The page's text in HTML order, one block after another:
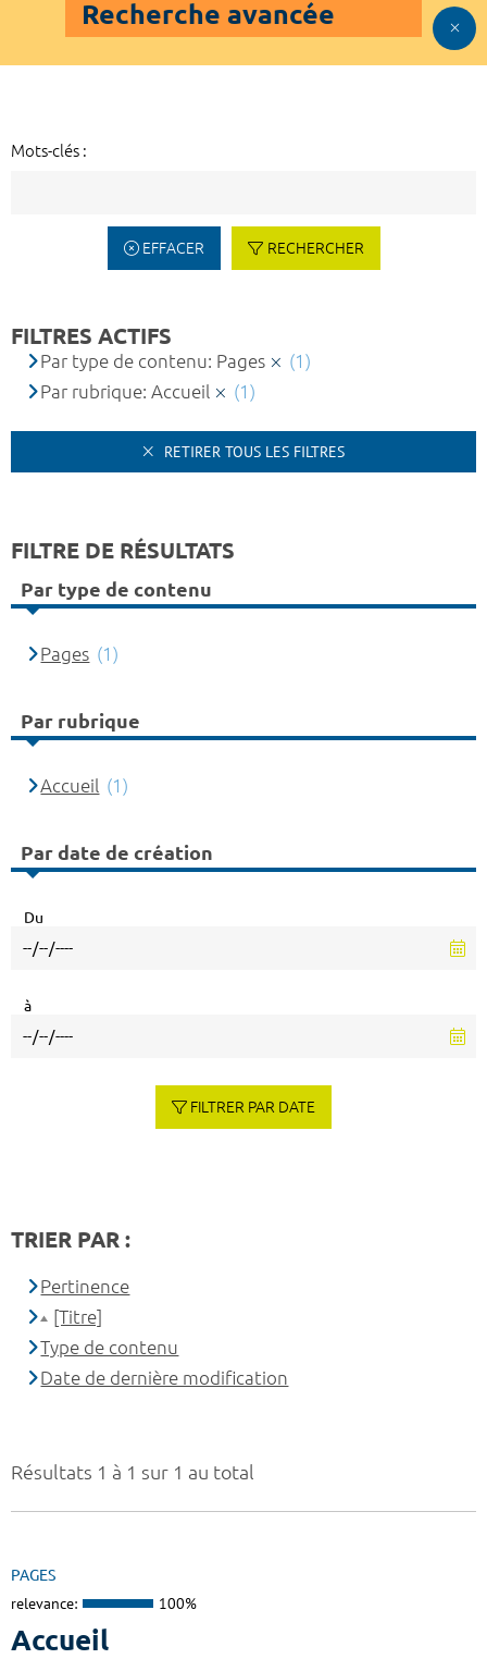
Recherche avancée
Mots-clés :
EFFACER RECHERCHER
Résultats 1 à 1 sur 1 au total
PAGES
relevance: 100%
Accueil
FILTRES ACTIFS
Par type de contenu: Pages
(1)
Par rubrique: Accueil
(1)
RETIRER TOUS LES FILTRES
FILTRE DE RÉSULTATS
Par type de contenu
Pages (1)
Par rubrique
Accueil (1)
Par date de création
Du
à
FILTRER PAR DATE
TRIER PAR :
Pertinence
[Titre]
Type de contenu
Date de dernière modification